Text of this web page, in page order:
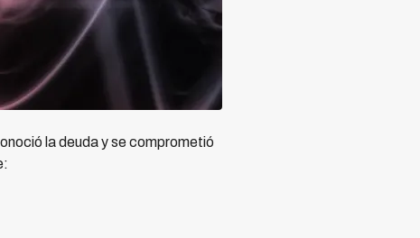
la deuda y se comprometió